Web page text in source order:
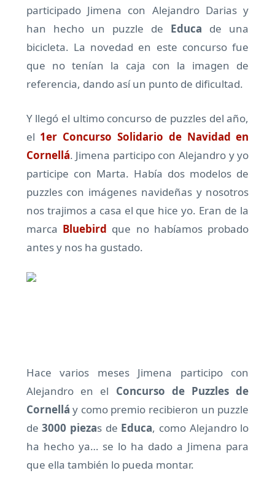
participado Jimena con Alejandro Darias y
han hecho un puzzle de Educa de una
bicicleta. La novedad en este concurso fue
que no tenían la caja con la imagen de
referencia, dando así un punto de dificultad.
Y llegó el ultimo concurso de puzzles del año,
el 1er Concurso Solidario de Navidad en
Cornellá. Jimena participo con Alejandro y yo
participe con Marta. Había dos modelos de
puzzles con imágenes navideñas y nosotros
nos trajimos a casa el que hice yo. Eran de la
marca Bluebird que no habíamos probado
antes y nos ha gustado.
Hace varios meses Jimena participo con
Alejandro en el Concurso de Puzzles de
Cornellá y como premio recibieron un puzzle
de3000 piezas de Educa, como Alejandro lo
ha hecho ya… se lo ha dado a Jimena para
que ella también lo pueda montar.